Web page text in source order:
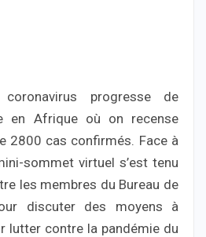
progresse de
en Afrique où on recense
2800 cas confirmés. Face à
sommet virtuel s’est tenu
les membres du Bureau de
discuter des moyens à
lutter contre la pandémie du